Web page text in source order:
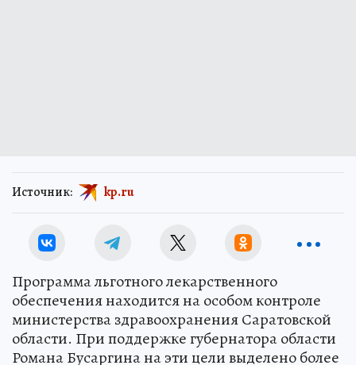
Источник: kp.ru
Программа льготного лекарственного
обеспечения находится на особом контроле
министерства здравоохранения Саратовской
области. При поддержке губернатора области
Романа Бусаргина на эти цели выделено более